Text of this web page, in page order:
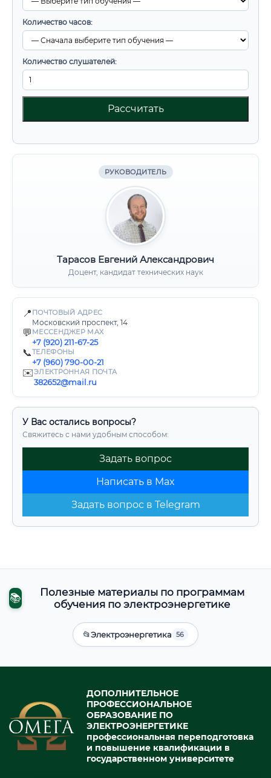
Количество часов:
Количество слушателей:
Рассчитать
РУКОВОДИТЕЛЬ
Тарасов Евгений Александрович
Доцент, кандидат технических наук
📍 ПОЧТОВЫЙ АДРЕС
Московский проспект, 14
💬 МЕССЕНДЖЕР MAX
+7 (920) 211-67-25
📞ТЕЛЕФОНЫ
+7 (960) 790-00-21
✉️ЭЛЕКТРОННАЯ ПОЧТА
382652@mail.ru
У Вас остались вопросы?
Свяжитесь с нами удобным способом:
Задать вопрос
Написать в Max
Задать вопрос в Telegram
📚
Полезные материалы по программам
обучения по электроэнергетике
📂Электроэнергетика 56
ДОПОЛНИТЕЛЬНОЕ
ПРОФЕССИОНАЛЬНОЕ
ОБРАЗОВАНИЕ ПО
ЭЛЕКТРОЭНЕРГЕТИКЕ
профессиональная переподготовка
и повышение квалификации в
государственном университете